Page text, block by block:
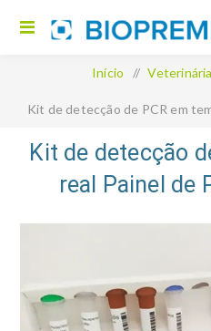
Início / Veterinária
Kit de detecção de PCR em
de
Kit de detecção
real Painel de
Doenças